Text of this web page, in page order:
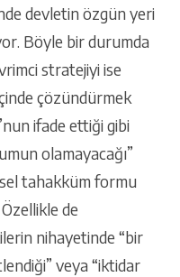
devletin özgün yeri
Böyle bir durumda
stratejiyi ise
çözündürmek
ifade ettiği gibi
olamayacağı”
tahakküm formu
de
nihayetinde “bir
veya “iktidar